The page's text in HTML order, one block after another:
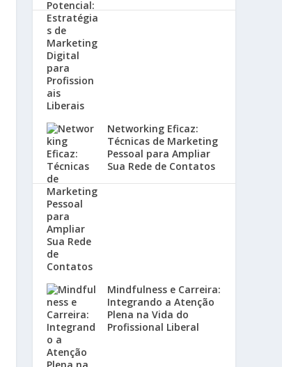
Networking Eficaz:
Técnicas de Marketing
Pessoal para Ampliar
Sua Rede de Contatos
Mindfulness e Carreira:
Integrando a Atenção
Plena na Vida do
Profissional Liberal